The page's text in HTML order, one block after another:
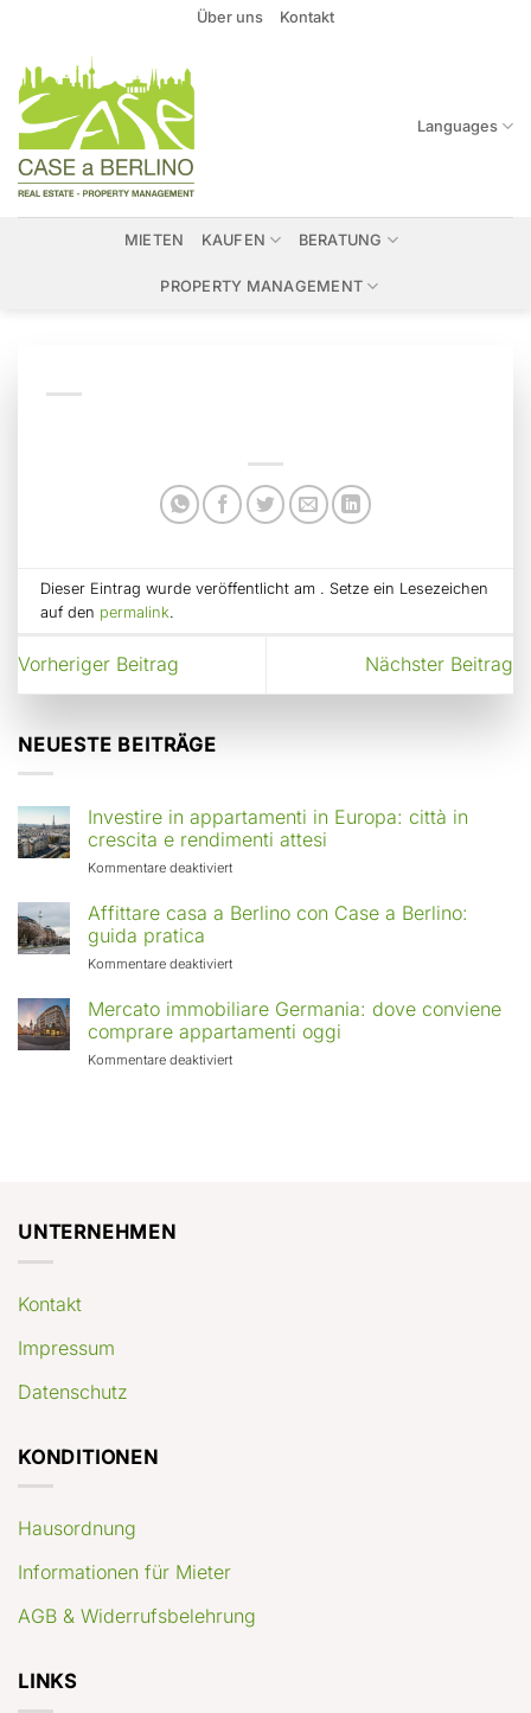
springen
Über uns Kontakt
Languages
MIETEN KAUFEN BERATUNG
PROPERTY MANAGEMENT
Dieser Eintrag wurde veröffentlicht am . Setze ein Lesezeichen
auf den permalink.
Vorheriger Beitrag Nächster Beitrag
NEUESTE BEITRÄGE
Investire in appartamenti in Europa: città in
crescita e rendimenti attesi
Kommentare deaktiviertfür
in
Europa:
in
crescita
rendimenti
Affittare casa a Berlino con Case a Berlino:
guida pratica
Kommentare deaktiviertfür
casa
a
Berlino
con
Mercato immobiliare Germania: dove conviene
comprare appartamenti oggi
Kommentare deaktiviertfür
UNTERNEHMEN
Kontakt
Impressum
Datenschutz
KONDITIONEN
Hausordnung
Informationen für Mieter
AGB & Widerrufsbelehrung
LINKS